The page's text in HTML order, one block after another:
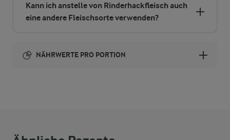
Kann ich anstelle von Rinderhackfleisch auch
eine andere Fleischsorte verwenden?
NÄHRWERTE PRO PORTION
Ballaststoffe
6,2 g